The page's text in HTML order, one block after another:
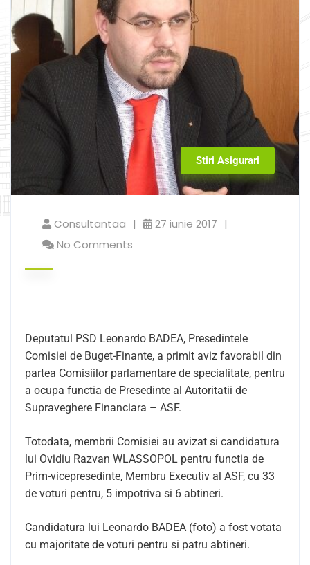
Stiri Asigurari
Consultantaa
27 iunie 2017
No Comments
Deputatul PSD Leonardo BADEA, Presedintele
Comisiei de Buget-Finante, a primit aviz favorabil din
partea Comisiilor parlamentare de specialitate, pentru
a ocupa functia de Presedinte al Autoritatii de
Supraveghere Financiara – ASF.
Totodata, membrii Comisiei au avizat si candidatura
lui Ovidiu Razvan WLASSOPOL pentru functia de
Prim-vicepresedinte, Membru Executiv al ASF, cu 33
de voturi pentru, 5 impotriva si 6 abtineri.
Candidatura lui Leonardo BADEA (foto) a fost votata
cu majoritate de voturi pentru si patru abtineri.